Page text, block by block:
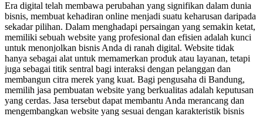
Era digital telah membawa perubahan yang signifikan dalam dunia
bisnis, membuat kehadiran online menjadi suatu keharusan daripada
sekadar pilihan. Dalam menghadapi persaingan yang semakin ketat,
memiliki sebuah website yang profesional dan efisien adalah kunci
untuk menonjolkan bisnis Anda di ranah digital. Website tidak
hanya sebagai alat untuk memamerkan produk atau layanan, tetapi
juga sebagai titik sentral bagi interaksi dengan pelanggan dan
membangun citra merek yang kuat. Bagi pengusaha di Bandung,
memilih jasa pembuatan website yang berkualitas adalah keputusan
yang cerdas. Jasa tersebut dapat membantu Anda merancang dan
mengembangkan website yang sesuai dengan karakteristik bisnis